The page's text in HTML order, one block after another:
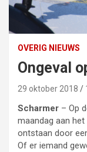
OVERIG NIEUWS
Ongeval
29 oktober 2018
Scharmer – Op
maandag aan
ontstaan door
Of er iemand